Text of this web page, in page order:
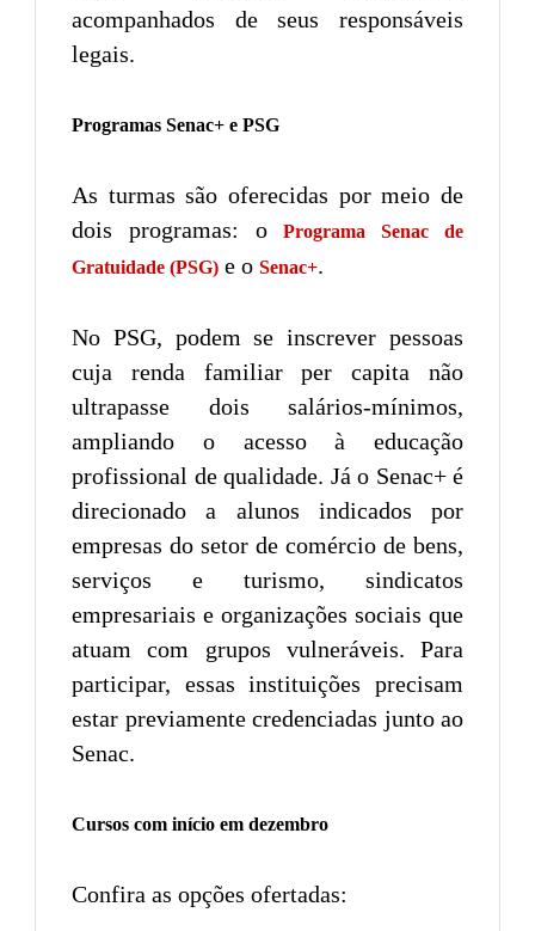
acompanhados de seus responsáveis
legais.
Programas Senac+ e PSG
As turmas são oferecidas por meio de
dois programas: oPrograma Senac de
Gratuidade (PSG) e o Senac+.
No PSG, podem se inscrever pessoas
cuja renda familiar per capita não
ultrapasse dois salários-mínimos,
ampliando o acesso à educação
profissional de qualidade. Já o Senac+ é
direcionado a alunos indicados por
empresas do setor de comércio de bens,
serviços e turismo, sindicatos
empresariais e organizações sociais que
atuam com grupos vulneráveis. Para
participar, essas instituições precisam
estar previamente credenciadas junto ao
Senac.
Cursos com início em dezembro
Confira as opções ofertadas: